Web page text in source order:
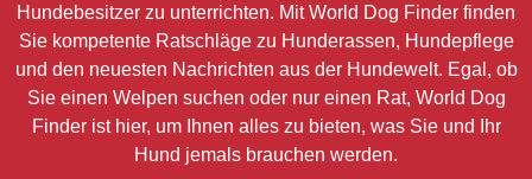
Hundebesitzer zu unterrichten. Mit World Dog Finder finden
Sie kompetente Ratschläge zu Hunderassen, Hundepflege
und den neuesten Nachrichten aus der Hundewelt. Egal, ob
Sie einen Welpen suchen oder nur einen Rat, World Dog
Finder ist hier, um Ihnen alles zu bieten, was Sie und Ihr
Hund jemals brauchen werden.